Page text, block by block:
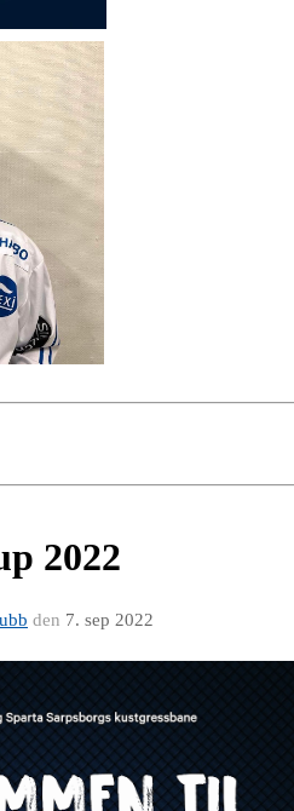
2022
den 7. sep 2022